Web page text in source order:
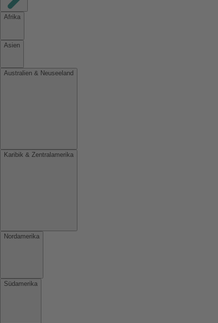
Afrika
Asien
Australien & Neuseeland
Karibik & Zentralamerika
Nordamerika
Südamerika